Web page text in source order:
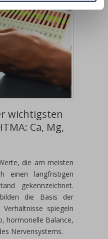
wichtigsten
Ca, Mg,
die am meisten
einen langfristigen
gekennzeichnet.
die Basis der
spiegeln
hormonelle Balance,
Nervensystems.